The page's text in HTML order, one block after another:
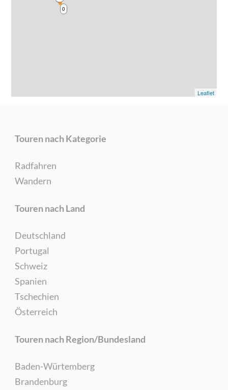
0
Leaflet
Touren nach Kategorie
Radfahren
Wandern
Touren nach Land
Deutschland
Portugal
Schweiz
Spanien
Tschechien
Österreich
Touren nach Region/Bundesland
Baden-Würtemberg
Brandenburg